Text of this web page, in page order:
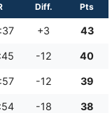
Diff. Pts
+3 43
-12 40
-12 39
-18 38